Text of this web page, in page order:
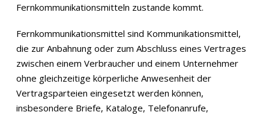
Fernkommunikationsmitteln zustande kommt.
Fernkommunikationsmittel sind Kommunikationsmittel,
die zur Anbahnung oder zum Abschluss eines Vertrages
zwischen einem Verbraucher und einem Unternehmer
ohne gleichzeitige körperliche Anwesenheit der
Vertragsparteien eingesetzt werden können,
insbesondere Briefe, Kataloge, Telefonanrufe,